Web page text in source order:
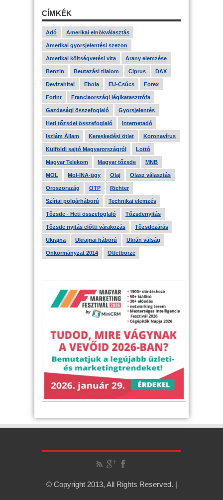
CÍMKÉK
Adó Amerikai elnökválasztás
Amerikai gyorsjelentési szezon
Amerikai költségvetési vita Arany elemzése
Benzin Beutazási tilalom Ciprus DAX
Devizahitel Ebola EU-Csúcs Forex
Forint Franciaországi légikatasztrófa
Gazdasági összefoglaló Gyorsjelentés
Heti tőzsdei összefoglaló Internetadó
Iszlám Állam Kereskedési ötlet Koronavírus
Külföldi sajtó Magyarországról Lottó
Magyar Telekom Magyar tőzsde MNB
MOL Mol-INA-ügy Olaj Olasz választás
Oroszország OTP Richter
Szíriai polgárháború Technikai elemzés
Tőzsde - Heti összefoglaló Tőzsdenyitás
Tőzsde nyitás előtti várakozás Tőzsdezárás
Ukrajna Ukrajnai háború Ukrán válság
Önkormányzat 2014 Ötletbörze
© Copyright 2013, All Rights Reserved. |